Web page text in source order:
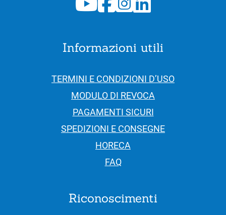
Informazioni utili
TERMINI E CONDIZIONI D’USO
MODULO DI REVOCA
PAGAMENTI SICURI
SPEDIZIONI E CONSEGNE
HORECA
FAQ
Riconoscimenti